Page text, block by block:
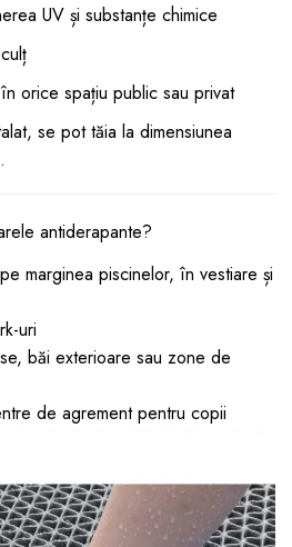
UV și substanțe chimice
în orice spațiu public sau privat
se pot tăia la dimensiunea
antiderapante?
marginea piscinelor, în vestiare și
uri
băi exterioare sau zone de
de agrement pentru copii